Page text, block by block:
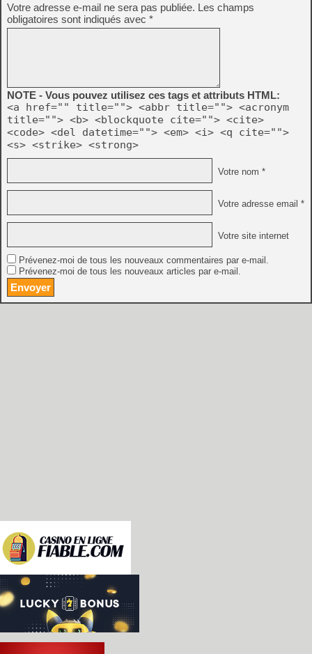
Votre adresse e-mail ne sera pas publiée. Les champs
obligatoires sont indiqués avec *
NOTE - Vous pouvez utilisez ces tags et attributs HTML:
<a href="" title=""> <abbr title=""> <acronym
title=""> <b> <blockquote cite=""> <cite>
<code> <del datetime=""> <em> <i> <q cite="">
<s> <strike> <strong>
Votre nom *
Votre adresse email *
Votre site internet
Prévenez-moi de tous les nouveaux commentaires par e-mail.
Prévenez-moi de tous les nouveaux articles par e-mail.